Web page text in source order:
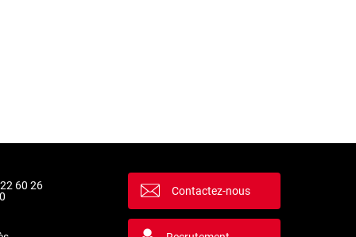
60 26
Contactez-nous